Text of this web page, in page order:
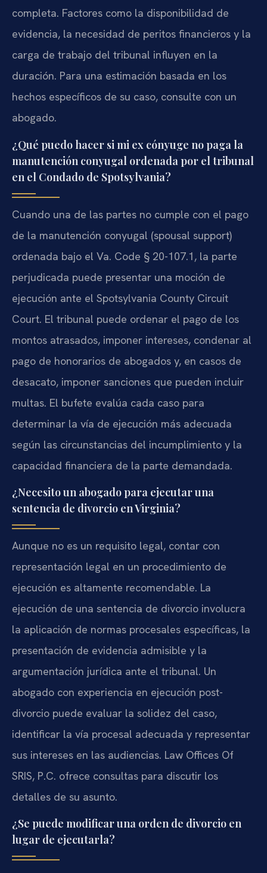
completa. Factores como la disponibilidad de
evidencia, la necesidad de peritos financieros y la
carga de trabajo del tribunal influyen en la
duración. Para una estimación basada en los
hechos específicos de su caso, consulte con un
abogado.
¿Qué puedo hacer si mi ex cónyuge no paga la
manutención conyugal ordenada por el tribunal
en el Condado de Spotsylvania?
Cuando una de las partes no cumple con el pago
de la manutención conyugal (spousal support)
ordenada bajo el Va. Code § 20-107.1, la parte
perjudicada puede presentar una moción de
ejecución ante el Spotsylvania County Circuit
Court. El tribunal puede ordenar el pago de los
montos atrasados, imponer intereses, condenar al
pago de honorarios de abogados y, en casos de
desacato, imponer sanciones que pueden incluir
multas. El bufete evalúa cada caso para
determinar la vía de ejecución más adecuada
según las circunstancias del incumplimiento y la
capacidad financiera de la parte demandada.
¿Necesito un abogado para ejecutar una
sentencia de divorcio en Virginia?
Aunque no es un requisito legal, contar con
representación legal en un procedimiento de
ejecución es altamente recomendable. La
ejecución de una sentencia de divorcio involucra
la aplicación de normas procesales específicas, la
presentación de evidencia admisible y la
argumentación jurídica ante el tribunal. Un
abogado con experiencia en ejecución post-
divorcio puede evaluar la solidez del caso,
identificar la vía procesal adecuada y representar
sus intereses en las audiencias. Law Offices Of
SRIS, P.C. ofrece consultas para discutir los
detalles de su asunto.
¿Se puede modificar una orden de divorcio en
lugar de ejecutarla?